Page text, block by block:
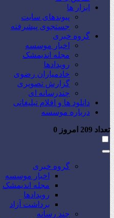
ابزار ها
پیوندهای سایت
جستجوی پیشرفته
گروه خبری
اخبار موسسه
مجله اندیمشک
رویدادها
خادمیاران رضوی
گزارش تصویری
چندرسانه ای
دانلود ها و اقلام تبلیغاتی
درباره موسسه
تعداد امروز 0
گروه خبری
اخبار موسسه
مجله اندیمشک
رویدادها
برداشت آزاد
چند رسانه